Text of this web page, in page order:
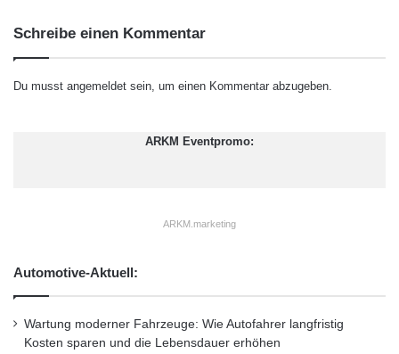
Unter seiner Motorhaube schnurrt ein komplett
überarbeiteter 1,3-Liter-Dieselmotor. Dessen
Fahren und Beschleunigen schon bei niedrigen
Classic gehen außer den insgesamt sieben
Corsa der verschiedenen Baujahre noch die
Evergreens Admiral A V8, Calibra, Kapitän, ein
Schreibe einen Kommentar
Du musst angemeldet sein, um einen Kommentar abzugeben.
ARKM Eventpromo:
ARKM.marketing
Automotive-Aktuell:
Wartung moderner Fahrzeuge: Wie Autofahrer langfristig
Kosten sparen und die Lebensdauer erhöhen